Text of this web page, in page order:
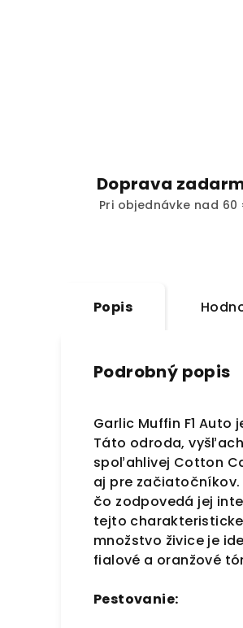
Doprava
Pri objednávke nad 60
Popis
Podrobný popis
Garlic Muffin F1
Táto odroda,
spoľahlivej Cotton
aj pre začiatočníkov.
čo zodpovedá jej
tejto
množstvo živice je
fialové a oranžové
Pestovanie: